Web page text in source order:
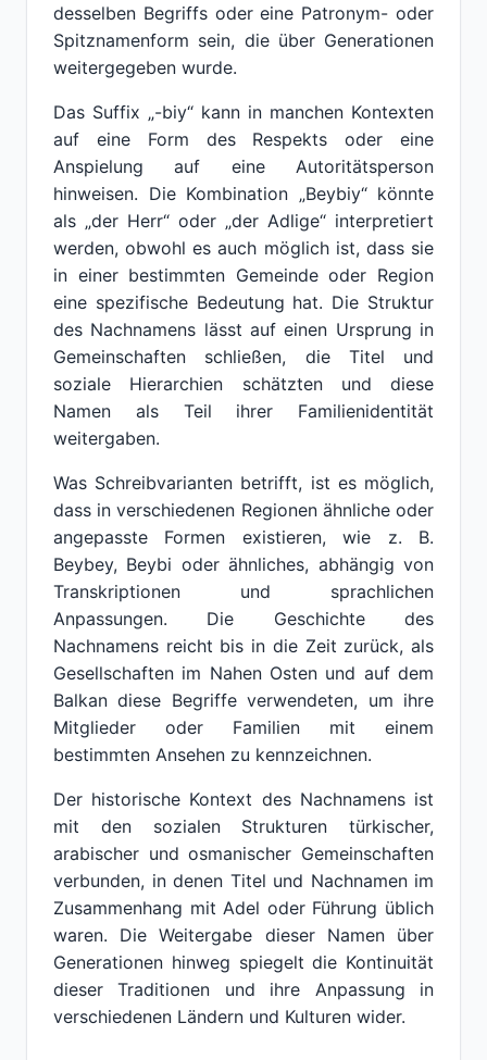
desselben Begriffs oder eine Patronym- oder
Spitznamenform sein, die über Generationen
weitergegeben wurde.
Das Suffix „-biy“ kann in manchen Kontexten
auf eine Form des Respekts oder eine
Anspielung auf eine Autoritätsperson
hinweisen. Die Kombination „Beybiy“ könnte
als „der Herr“ oder „der Adlige“ interpretiert
werden, obwohl es auch möglich ist, dass sie
in einer bestimmten Gemeinde oder Region
eine spezifische Bedeutung hat. Die Struktur
des Nachnamens lässt auf einen Ursprung in
Gemeinschaften schließen, die Titel und
soziale Hierarchien schätzten und diese
Namen als Teil ihrer Familienidentität
weitergaben.
Was Schreibvarianten betrifft, ist es möglich,
dass in verschiedenen Regionen ähnliche oder
angepasste Formen existieren, wie z. B.
Beybey, Beybi oder ähnliches, abhängig von
Transkriptionen und sprachlichen
Anpassungen. Die Geschichte des
Nachnamens reicht bis in die Zeit zurück, als
Gesellschaften im Nahen Osten und auf dem
Balkan diese Begriffe verwendeten, um ihre
Mitglieder oder Familien mit einem
bestimmten Ansehen zu kennzeichnen.
Der historische Kontext des Nachnamens ist
mit den sozialen Strukturen türkischer,
arabischer und osmanischer Gemeinschaften
verbunden, in denen Titel und Nachnamen im
Zusammenhang mit Adel oder Führung üblich
waren. Die Weitergabe dieser Namen über
Generationen hinweg spiegelt die Kontinuität
dieser Traditionen und ihre Anpassung in
verschiedenen Ländern und Kulturen wider.